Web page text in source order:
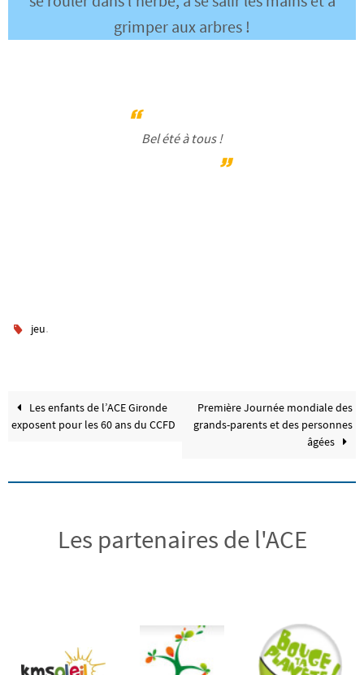
grimper aux arbres !
Bel été à tous !
jeu.
Les enfants de l’ACE Gironde
exposent pour les 60 ans du CCFD
Première Journée mondiale des
grands-parents et des personnes
âgées
Les partenaires de l'ACE